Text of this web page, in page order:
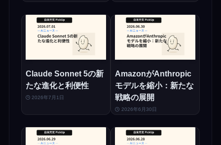
Claude Sonnet 5の新
たな進化と利便性
2026年7月1日
AmazonがAnthropic
モデルを縮小：新たな
戦略の展開
2026年6月30日